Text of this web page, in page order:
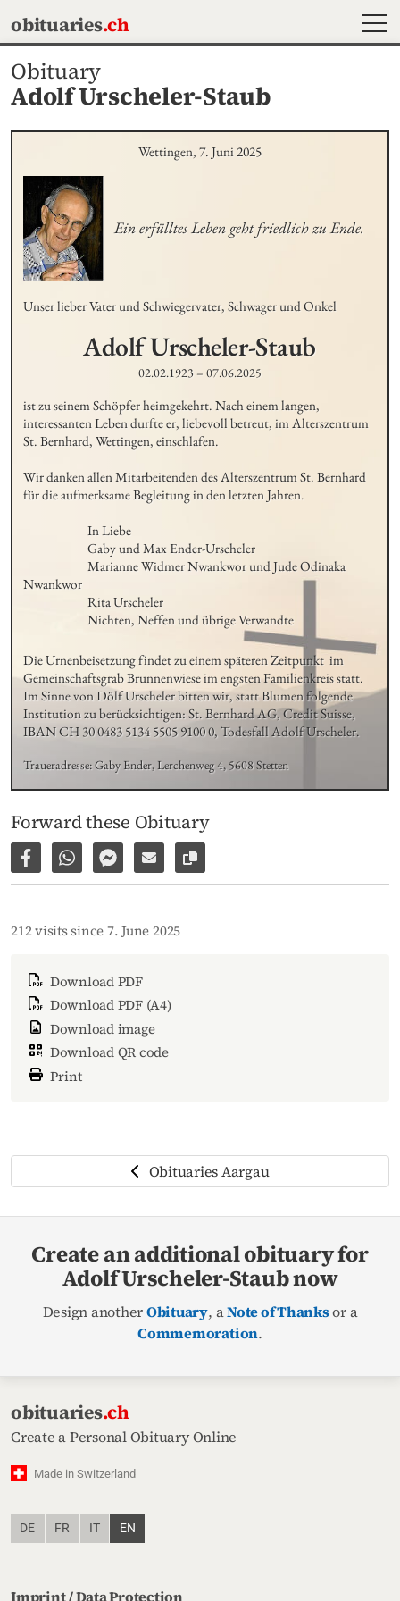
obituaries.ch
Obituary
Adolf Urscheler-Staub
Wettingen, 7. Juni 2025
Ein erfülltes Leben geht friedlich zu Ende.
Unser lieber Vater und Schwiegervater, Schwager und Onkel
AdolfUrscheler-Staub
02.02.1923 – 07.06.2025
ist zu seinem Schöpfer heimgekehrt. Nach einem langen,
interessanten Leben durfte er, liebevoll betreut, im Alterszentrum
St. Bernhard, Wettingen, einschlafen.
Wir danken allen Mitarbeitenden des Alterszentrum St. Bernhard
für die aufmerksame Begleitung in den letzten Jahren.
Nwankwor
			Nichten, Neffen und übrige Verwandte
Die Urnenbeisetzung findet zu einem späteren Zeitpunkt  im
Gemeinschaftsgrab Brunnenwiese im engsten Familienkreis statt.
Im Sinne von Dölf Urscheler bitten wir, statt Blumen folgende
Institution zu berücksichtigen: St. Bernhard AG, Credit Suisse,
IBAN CH 30 0483 5134 5505 9100 0, Todesfall Adolf Urscheler.
Traueradresse: Gaby Ender, Lerchenweg 4, 5608 Stetten
Forward these Obituary
Share on Facebook
Share via WhatsApp
Share via Facebook Messenger
Share via E-Mail
Copy link to page
212 visits since 7. June 2025
Download PDF
Download PDF (A4)
Download image
Download QR code
Print
Obituaries Aargau
Create an additional obituary for
Adolf Urscheler-Staub now
Design anotherObituary, aNote of Thanksor a
Commemoration.
obituaries.ch
Create a Personal Obituary Online
Made in Switzerland
DE FR IT EN
Imprint / Data Protection